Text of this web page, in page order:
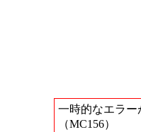
一時的なエラー
（MC156）